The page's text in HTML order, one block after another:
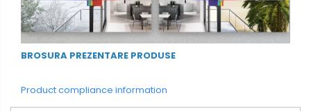
BROSURA PREZENTARE PRODUSE
Product compliance information